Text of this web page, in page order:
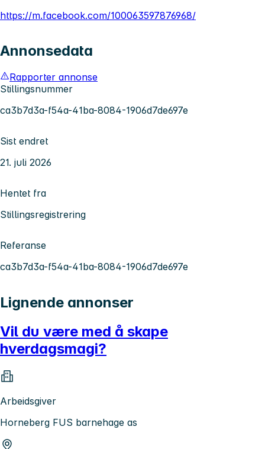
https://m.facebook.com/100063597876968/
Annonsedata
Rapporter annonse
Stillingsnummer
ca3b7d3a-f54a-41ba-8084-1906d7de697e
Sist endret
21. juli 2026
Hentet fra
Stillingsregistrering
Referanse
ca3b7d3a-f54a-41ba-8084-1906d7de697e
Lignende annonser
Vil du være med å skape
hverdagsmagi?
Arbeidsgiver
Horneberg FUS barnehage as